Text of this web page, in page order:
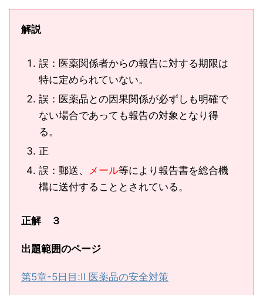
解説
誤：医薬関係者からの報告に対する期限は
特に定められていない。
誤：医薬品との因果関係が必ずしも明確で
ない場合であっても報告の対象となり得
る。
正
誤：郵送、 メール等により報告書を総合機
構に送付することとされている。
正解 ３
出題範囲のページ
第5章-5日目:Ⅱ 医薬品の安全対策